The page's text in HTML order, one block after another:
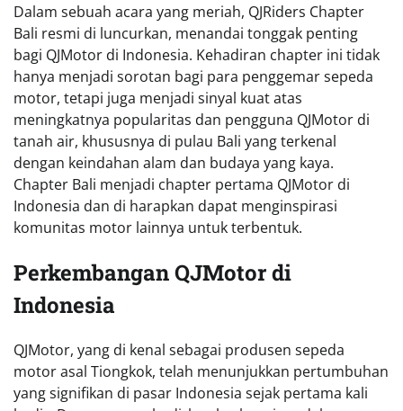
Dalam sebuah acara yang meriah, QJRiders Chapter
Bali resmi di luncurkan, menandai tonggak penting
bagi QJMotor di Indonesia. Kehadiran chapter ini tidak
hanya menjadi sorotan bagi para penggemar sepeda
motor, tetapi juga menjadi sinyal kuat atas
meningkatnya popularitas dan pengguna QJMotor di
tanah air, khususnya di pulau Bali yang terkenal
dengan keindahan alam dan budaya yang kaya.
Chapter Bali menjadi chapter pertama QJMotor di
Indonesia dan di harapkan dapat menginspirasi
komunitas motor lainnya untuk terbentuk.
Perkembangan QJMotor di
Indonesia
QJMotor, yang di kenal sebagai produsen sepeda
motor asal Tiongkok, telah menunjukkan pertumbuhan
yang signifikan di pasar Indonesia sejak pertama kali